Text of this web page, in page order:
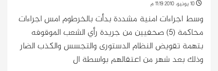
وسط اجراءات امنية مشددة بدأت بالخرطوم امس اجراءات
محاكمة (5) صحفيين من جريدة رأي الشعب الموقوفه
بتهمة تقويض النظام الدستورى والتجسس والكذب الضار
وذلك بعد شهر من اعتقالهم بواسطة ال